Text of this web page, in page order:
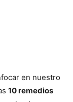
en nuestro
10 remedios